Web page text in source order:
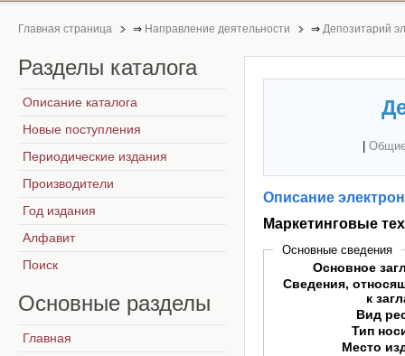
Главная страница ⇒ Направление деятельности ⇒ Депозитарий
Описание
Маркетинговые
Основные сведения
Основное
Сведения,
к
Вид
Тип
Место
Разделы каталога
Описание каталога
Новые поступления
Периодические издания
Производители
Год издания
Алфавит
Поиск
Основные разделы
Главная